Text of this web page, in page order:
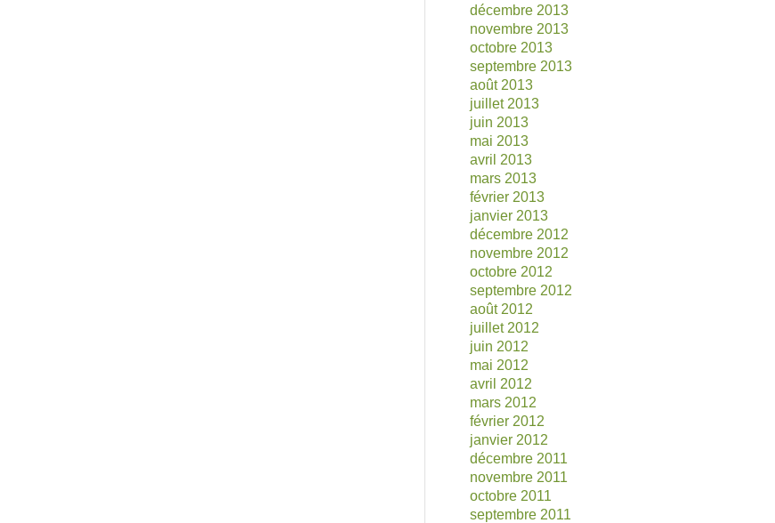
décembre 2013
novembre 2013
octobre 2013
septembre 2013
août 2013
juillet 2013
juin 2013
mai 2013
avril 2013
mars 2013
février 2013
janvier 2013
décembre 2012
novembre 2012
octobre 2012
septembre 2012
août 2012
juillet 2012
juin 2012
mai 2012
avril 2012
mars 2012
février 2012
janvier 2012
décembre 2011
novembre 2011
octobre 2011
septembre 2011